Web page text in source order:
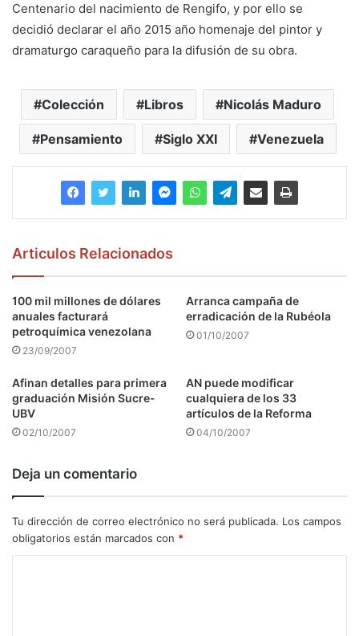
Centenario del nacimiento de Rengifo, y por ello se
decidió declarar el año 2015 año homenaje del pintor y
dramaturgo caraqueño para la difusión de su obra.
Colección Libros Nicolás Maduro
Pensamiento Siglo XXI Venezuela
Articulos Relacionados
100 mil millones de dólares
anuales facturará
petroquímica venezolana
23/09/2007
Arranca campaña de
erradicación de la Rubéola
01/10/2007
Afinan detalles para primera
graduación Misión Sucre-
UBV
02/10/2007
AN puede modificar
cualquiera de los 33
artículos de la Reforma
04/10/2007
Deja un comentario
Tu dirección de correo electrónico no será publicada. Los campos
obligatorios están marcados con *